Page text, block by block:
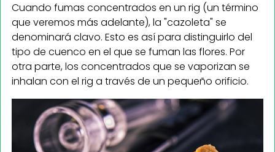
Cuando fumas concentrados en un rig (un término
que veremos más adelante), la "cazoleta" se
denominará clavo. Esto es así para distinguirlo del
tipo de cuenco en el que se fuman las flores. Por
otra parte, los concentrados que se vaporizan se
inhalan con el rig a través de un pequeño orificio.